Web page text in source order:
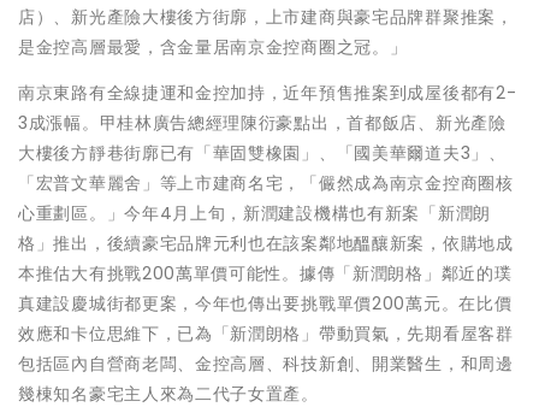
店）、新光產險大樓後方街廓，上市建商與豪宅品牌群聚推案，
是金控高層最愛，含金量居南京金控商圈之冠。」
南京東路有全線捷運和金控加持，近年預售推案到成屋後都有2-
3成漲幅。甲桂林廣告總經理陳衍豪點出，首都飯店、新光產險
大樓後方靜巷街廓已有「華固雙橡園」、「國美華爾道夫3」、
「宏普文華麗舍」等上市建商名宅，「儼然成為南京金控商圈核
心重劃區。」今年4月上旬，新潤建設機構也有新案「新潤朗
格」推出，後續豪宅品牌元利也在該案鄰地醞釀新案，依購地成
本推估大有挑戰200萬單價可能性。據傳「新潤朗格」鄰近的璞
真建設慶城街都更案，今年也傳出要挑戰單價200萬元。在比價
效應和卡位思維下，已為「新潤朗格」帶動買氣，先期看屋客群
包括區內自營商老闆、金控高層、科技新創、開業醫生，和周邊
幾棟知名豪宅主人來為二代子女置產。